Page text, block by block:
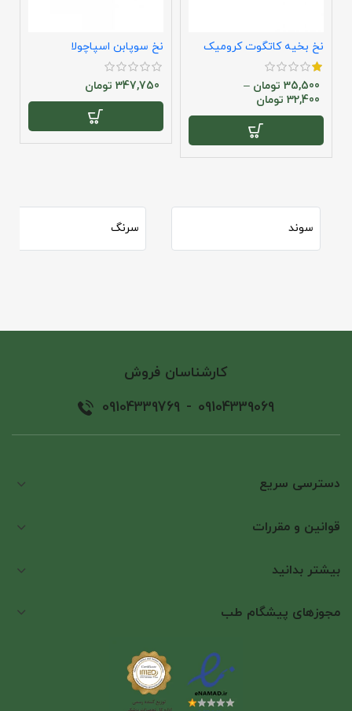
نخ بخیه کاتگوت کرومیک
سوپا
35,500 تومان –
32,400 تومان
نخ سوپابن اسپاچولا
347,750 تومان
سوند سرنگ
کارشناسان فروش
09104339069
-
09104339769
دسترسی سریع
قوانین و مقررات
بیشتر بدانید
مجوزهای پیشگام طب